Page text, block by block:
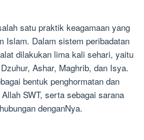
satu praktik keagamaan yang
Islam. Dalam sistem peribadatan
dilakukan lima kali sehari, yaitu
Ashar, Maghrib, dan Isya.
bentuk penghormatan dan
SWT, serta sebagai sarana
denganNya.